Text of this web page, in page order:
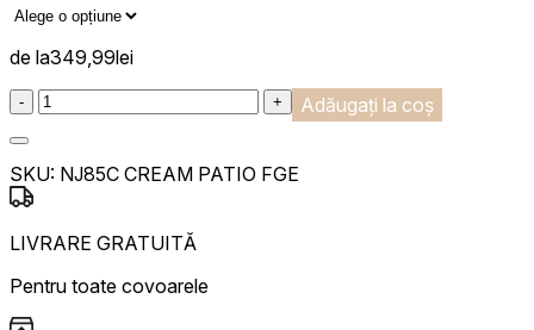
de la349,99lei
:product_name quantity
- + Adăugați la coș
SKU: NJ85C CREAM PATIO FGE
LIVRARE GRATUITĂ
Pentru toate covoarele